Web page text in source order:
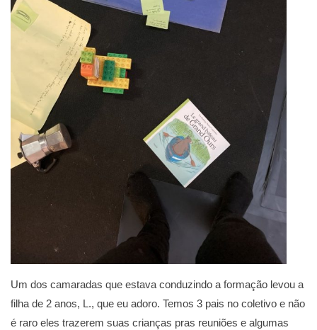
Um dos camaradas que estava conduzindo a formação levou a
filha de 2 anos, L., que eu adoro. Temos 3 pais no coletivo e não
é raro eles trazerem suas crianças pras reuniões e algumas